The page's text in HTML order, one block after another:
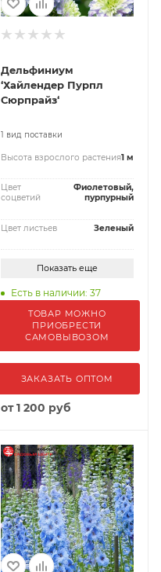
Дельфиниум
‘Хайлендер Пурпл
Сюрпрайз‘
1 вид поставки
Высота взрослого растения1 м
Цвет
соцветий
Фиолетовый,
пурпурный
Цвет листьев Зеленый
Показать еще
Есть в наличии: 37
ТОВАР МОЖНО
ПРИОБРЕСТИ
САМОВЫВОЗОМ
ЗАКАЗАТЬ ОПТОМ
от1 200 руб